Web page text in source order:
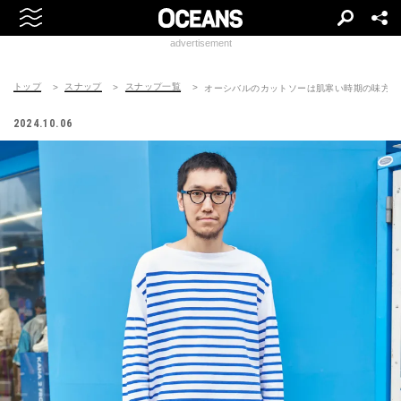
advertisement
トップ スナップ スナップ一覧 オーシバルのカットソーは肌寒い時期の味方
2024.10.06